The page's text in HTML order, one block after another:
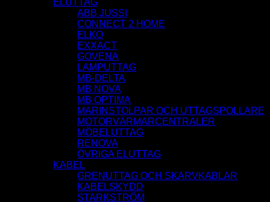
ELUTTAG
ABB JUSSI
CONNECT 2 HOME
ELKO
EXXACT
GOVENA
LAMPUTTAG
MB-DELTA
MB NOVA
MB OPTIMA
MARINSTOLPAR OCH UTTAGSPOLLARE
MOTORVÄRMARCENTRALER
MÖBELUTTAG
RENOVA
ÖVRIGA ELUTTAG
KABEL
GRENUTTAG OCH SKARVKABLAR
KABELSKYDD
STARKSTRÖM